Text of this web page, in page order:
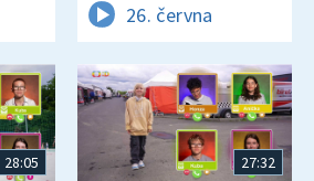
26. června
28:05 27:32